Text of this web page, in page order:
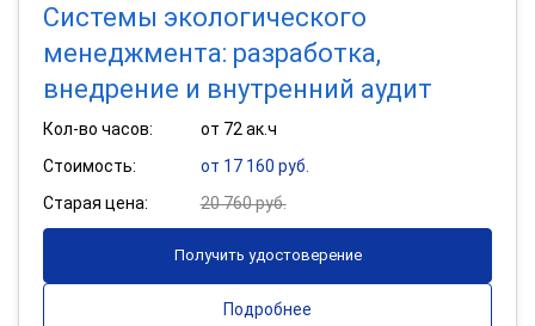
Системы экологического
менеджмента: разработка,
внедрение и внутренний аудит
Кол-во часов:
от 72 ак.ч
Стоимость:
от 17 160 руб.
Старая цена:
20 760 руб.
Получить удостоверение
Подробнее